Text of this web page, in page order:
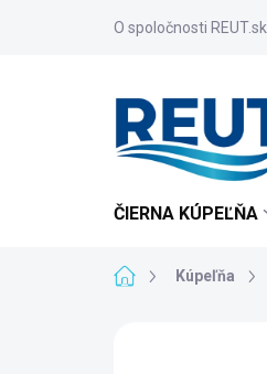
O spoločnosti REUT.sk
ČIERNA KÚPEĽŇA
DomovKúpeľňa